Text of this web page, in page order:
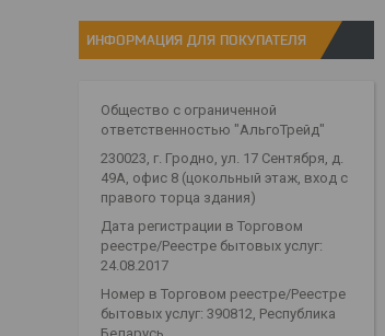
ИНФОРМАЦИЯ ДЛЯ ПОКУПАТЕЛЯ
Общество с ограниченной
ответственностью "АльгоТрейд"
230023, г. Гродно, ул. 17 Сентября, д.
49А, офис 8 (цокольный этаж, вход с
правого торца здания)
Дата регистрации в Торговом
реестре/Реестре бытовых услуг:
24.08.2017
Номер в Торговом реестре/Реестре
бытовых услуг: 390812, Республика